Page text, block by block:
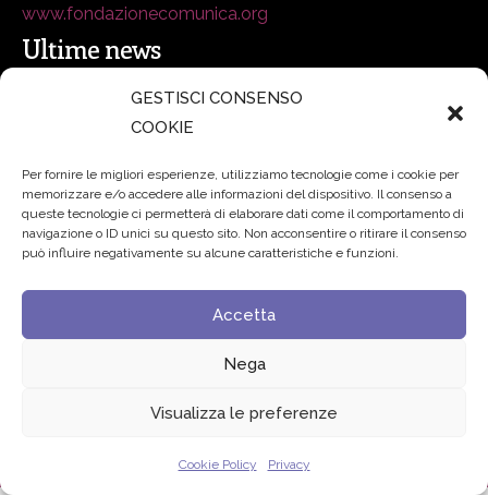
GESTISCI CONSENSO
COOKIE
Per fornire le migliori esperienze, utilizziamo tecnologie come i cookie per
memorizzare e/o accedere alle informazioni del dispositivo. Il consenso a
queste tecnologie ci permetterà di elaborare dati come il comportamento di
navigazione o ID unici su questo sito. Non acconsentire o ritirare il consenso
può influire negativamente su alcune caratteristiche e funzioni.
Accetta
Nega
Visualizza le preferenze
Cookie Policy Privacy
www.fondazionecomunica.org
Ultime news
secsolutionforum 2026: è Bologna la nuova capitale
Padre Benanti: «Intelligenza artificiale? Contro i nuovi
algoritmi del potere serve una governance condivisa»
Edvance – Digital Education Hub Higher Education